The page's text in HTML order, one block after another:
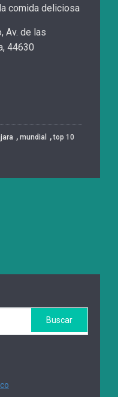
comida deliciosa
Av. de las
44630
, mundial ,top 10